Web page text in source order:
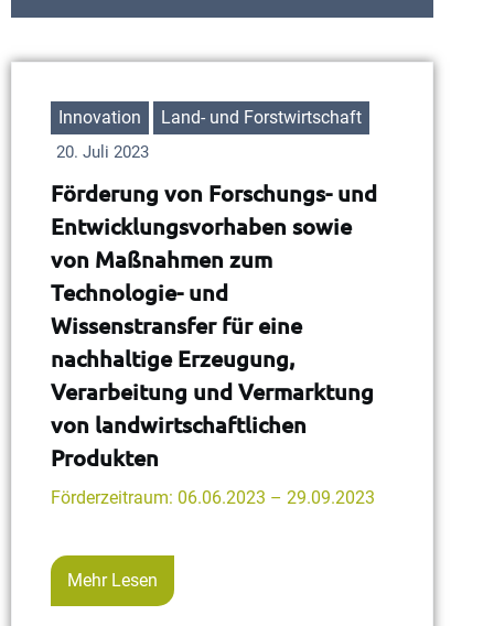
Innovation Land- und Forstwirtschaft
20. Juli 2023
Förderung von Forschungs- und
Entwicklungsvorhaben sowie
von Maßnahmen zum
Technologie- und
Wissenstransfer für eine
nachhaltige Erzeugung,
Verarbeitung und Vermarktung
von landwirtschaftlichen
Produkten
Förderzeitraum: 06.06.2023 – 29.09.2023
Mehr Lesen